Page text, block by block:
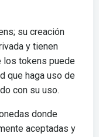
su creación
y tienen
los tokens puede
que haga uso de
con su uso.
donde
aceptadas y